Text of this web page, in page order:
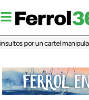
por un cartel manipuladoLa